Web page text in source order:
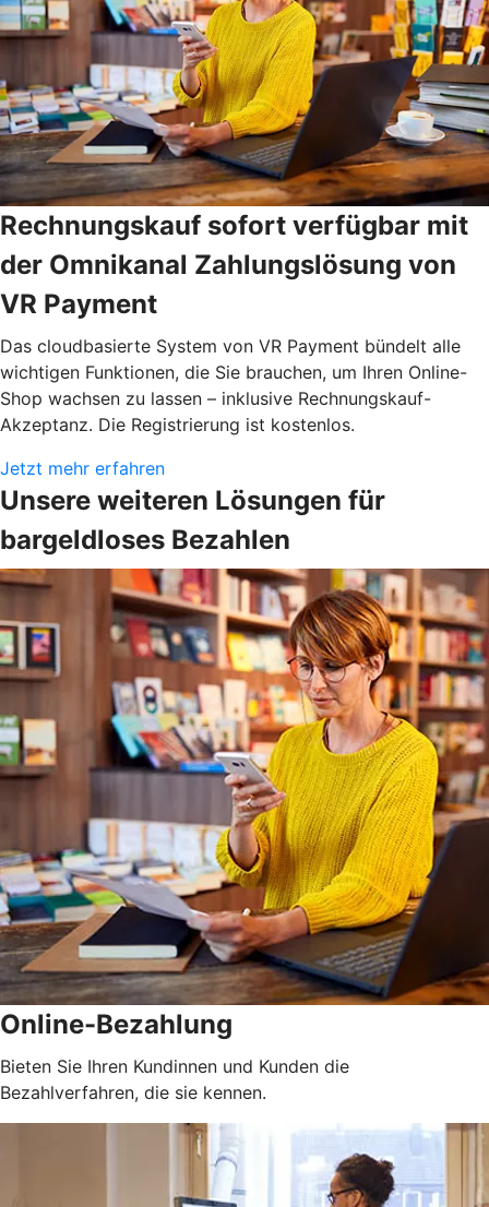
Rechnungskauf sofort verfügbar mit
der Omnikanal Zahlungslösung von
VR Payment
Das cloudbasierte System von VR Payment bündelt alle
wichtigen Funktionen, die Sie brauchen, um Ihren Online-
Shop wachsen zu lassen – inklusive Rechnungskauf-
Akzeptanz. Die Registrierung ist kostenlos.
Jetzt mehr erfahren
Unsere weiteren Lösungen für
bargeldloses Bezahlen
Online-Bezahlung
Bieten Sie Ihren Kundinnen und Kunden die
Bezahlverfahren, die sie kennen.